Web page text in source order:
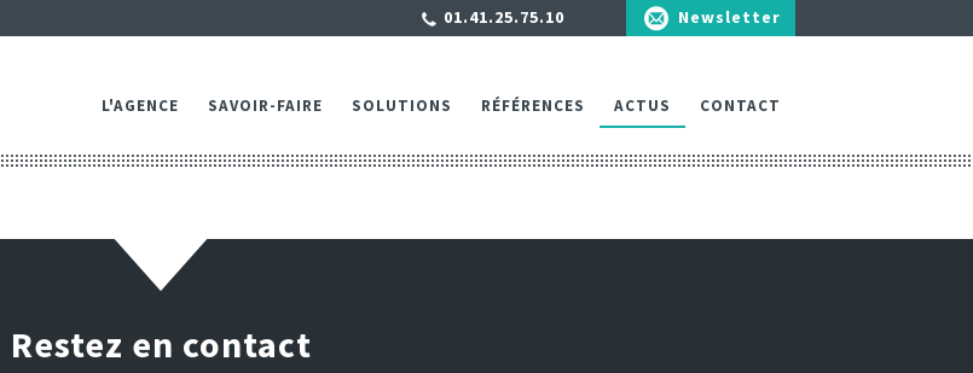
Newsletter
01.41.25.75.10
L'AGENCE SAVOIR-FAIRE SOLUTIONS RÉFÉRENCES ACTUS CONTACT
Restez en contact